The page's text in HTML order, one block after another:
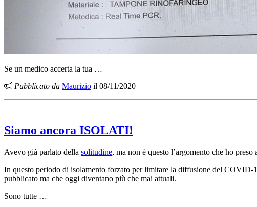
Se un medico accerta la tua …
Pubblicato da Maurizio il 08/11/2020
Siamo ancora ISOLATI!
Avevo già parlato della solitudine, ma non è questo l’argomento che ho
In questo periodo di isolamento forzato per limitare la diffusione del COVID-
pubblicato ma che oggi diventano più che mai attuali.
Sono tutte …